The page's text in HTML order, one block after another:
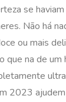
se
Não há
ou mais
que na de um
2023